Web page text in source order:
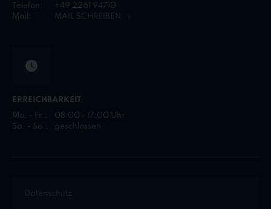
Telefon:
+49 2261 94710
Mail:
MAIL SCHREIBEN
ERREICHBARKEIT
Mo. - Fr.:
08:00 - 17:00 Uhr
Sa. - So.:
geschlossen
Datenschutz